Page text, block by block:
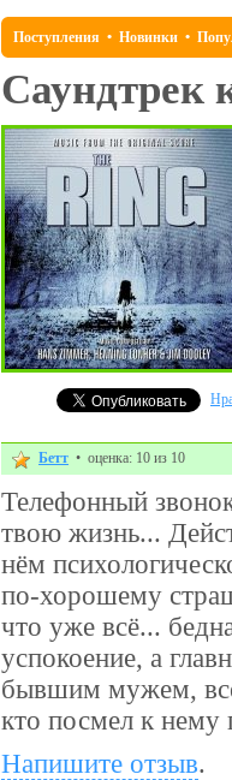
Поступления • Новинки •
Саундтрек
Бетт • оценка: 10 из 10
Телефонный
твою жизнь...
нём
по-хорошему
что уже всё...
успокоение, а
бывшим мужем,
кто посмел к
Напишите отзыв.